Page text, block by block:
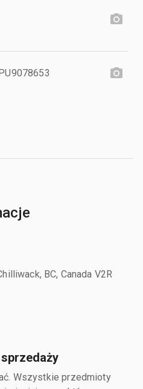
BC, Canada V2R
Wszystkie przedmioty